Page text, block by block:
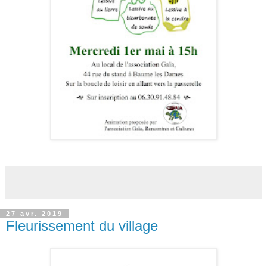
27 avr. 2019
Fleurissement du village